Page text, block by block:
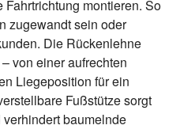
montieren. So
zugewandt sein oder
Die Rückenlehne
von einer aufrechten
Liegeposition für ein
Fußstütze sorgt
baumelnde